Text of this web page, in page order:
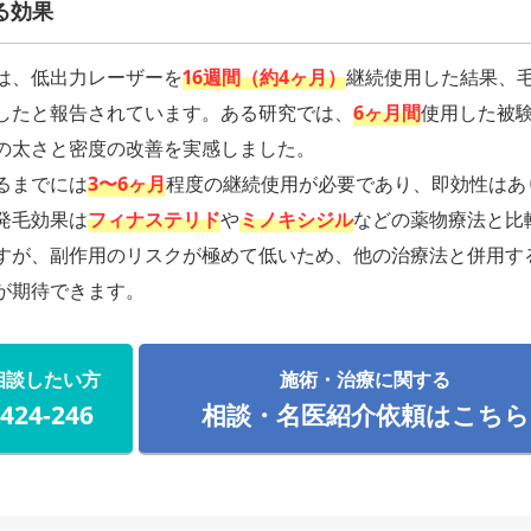
効果
、低出力レーザーを16週間（約4ヶ月）継続使用した結果、
たと報告されています。ある研究では、 6ヶ月間使用した被
太さと密度の改善を実感しました。
までには3〜6ヶ月程度の継続使用が必要であり、即効性は
毛効果はフィナステリドやミノキシジルなどの薬物療法と比
が、副作用のリスクが極めて低いため、他の治療法と併用す
待できます。
談したい方
246
施術・治療に関する
相談・名医紹介依頼はこちら